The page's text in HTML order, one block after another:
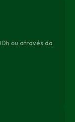
ou através da